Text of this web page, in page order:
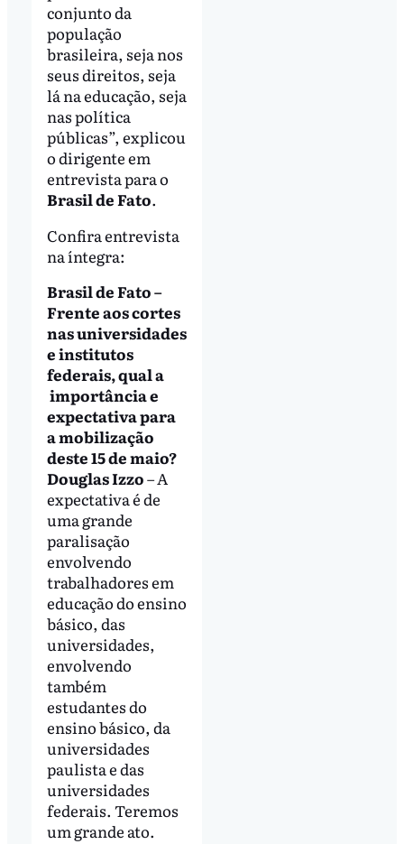
conjunto da
população
brasileira, seja nos
seus direitos, seja
lá na educação, seja
nas política
públicas”, explicou
o dirigente em
entrevista para o
Brasil de Fato.
Confira entrevista
na íntegra:
Brasil de Fato –
Frente aos cortes
nas universidades
e institutos
federais, qual a
importância e
expectativa para
a mobilização
deste 15 de maio?
Douglas Izzo– A
expectativa é de
uma grande
paralisação
envolvendo
trabalhadores em
educação do ensino
básico, das
universidades,
envolvendo
também
estudantes do
ensino básico, da
universidades
paulista e das
universidades
federais. Teremos
um grande ato.